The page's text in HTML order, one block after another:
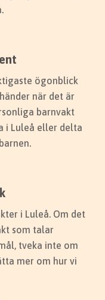
ögonblick
när det är
barnvakt
i Luleå eller delta
i Luleå. Om det
som talar
tveka inte om
mer om hur vi